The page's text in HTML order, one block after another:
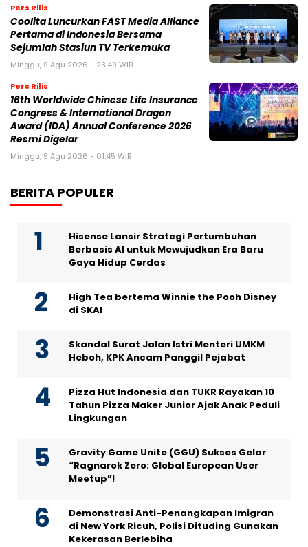
Pers Rilis
Coolita Luncurkan FAST Media Alliance
Pertama di Indonesia Bersama
Sejumlah Stasiun TV Terkemuka
Minggu, 9 Agu 2026 - 23:49 WIB
Pers Rilis
16th Worldwide Chinese Life Insurance
Congress & International Dragon
Award (IDA) Annual Conference 2026
Resmi Digelar
Minggu, 9 Agu 2026 - 01:45 WIB
BERITA POPULER
Hisense Lansir Strategi Pertumbuhan
Berbasis AI untuk Mewujudkan Era Baru
Gaya Hidup Cerdas
High Tea bertema Winnie the Pooh Disney
di SKAI
Skandal Surat Jalan Istri Menteri UMKM
Heboh, KPK Ancam Panggil Pejabat
Pizza Hut Indonesia dan TUKR Rayakan 10
Tahun Pizza Maker Junior Ajak Anak Peduli
Lingkungan
Gravity Game Unite (GGU) Sukses Gelar
“Ragnarok Zero: Global European User
Meetup”!
Demonstrasi Anti-Penangkapan Imigran
di New York Ricuh, Polisi Dituding Gunakan
Kekerasan Berlebiha